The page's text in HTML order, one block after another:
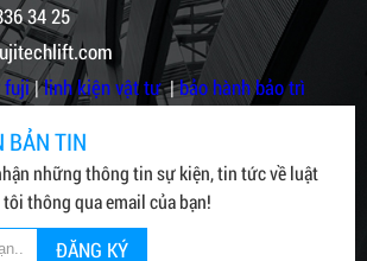
34 25
fuji|linh kiện vật tư|bảo hành bảo trì
BẢN TIN
những thông tin sự kiện, tin tức về luật
thông qua email của bạn!
ĐĂNG KÝ